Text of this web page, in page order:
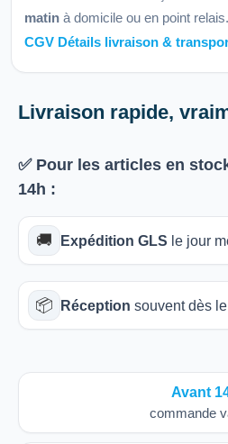
matin à domicile ou en point relais.
CGV Détails livraison &
Livraison rapide,
✅ Pour les articles en
14h :
🚚 Expédition GLS le jour
📦 Réception souvent dès
Avant
commande